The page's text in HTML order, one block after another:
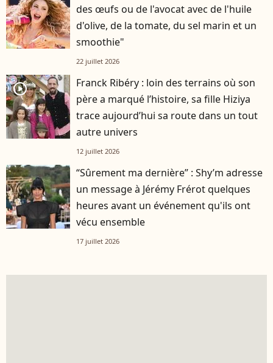
des œufs ou de l'avocat avec de l'huile
d'olive, de la tomate, du sel marin et un
smoothie"
22 juillet 2026
player2
Franck Ribéry : loin des terrains où son
père a marqué l’histoire, sa fille Hiziya
trace aujourd’hui sa route dans un tout
autre univers
12 juillet 2026
“Sûrement ma dernière” : Shy’m adresse
un message à Jérémy Frérot quelques
heures avant un événement qu'ils ont
vécu ensemble
17 juillet 2026